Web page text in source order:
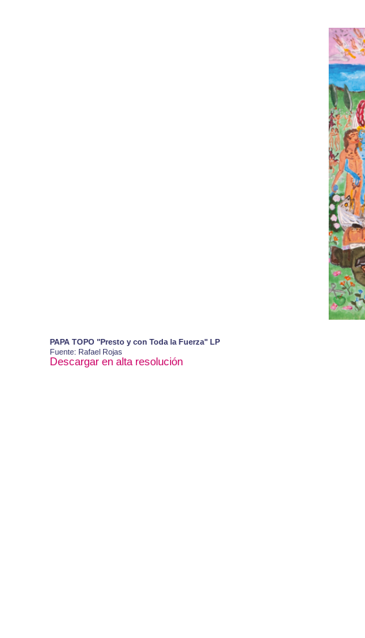
PAPA TOPO "Presto y con Toda la Fuerza" LP
Fuente: Rafael Rojas
Descargar en alta resolución